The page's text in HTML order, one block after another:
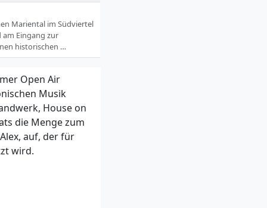
Mariental im Südviertel
Eingang zur
historischen …
Open Air
Musik
House on
die Menge zum
auf, der für
wird.